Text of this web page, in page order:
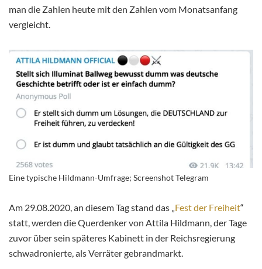
man die Zahlen heute mit den Zahlen vom Monatsanfang
vergleicht.
Eine typische Hildmann-Umfrage; Screenshot Telegram
Am 29.08.2020, an diesem Tag stand das „Fest der Freiheit“
statt, werden die Querdenker von Attila Hildmann, der Tage
zuvor über sein späteres Kabinett in der Reichsregierung
schwadronierte, als Verräter gebrandmarkt.